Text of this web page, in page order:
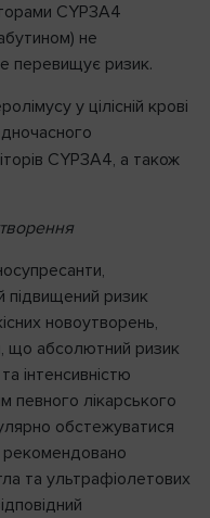
CYP3A4
не
перевищує ризик.
у цілісній крові
CYP3A4, а також
ризик
новоутворень,
що абсолютний ризик
інтенсивністю
певного лікарського
обстежуватися
рекомендовано
та ультрафіолетових